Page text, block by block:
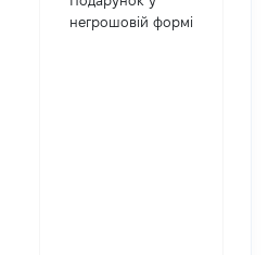
негрошовій формі